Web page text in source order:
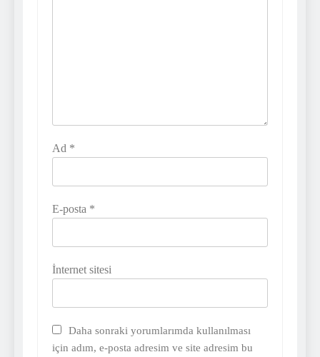
Ad *
E-posta *
İnternet sitesi
Daha sonraki yorumlarımda kullanılması
için adım, e-posta adresim ve site adresim bu